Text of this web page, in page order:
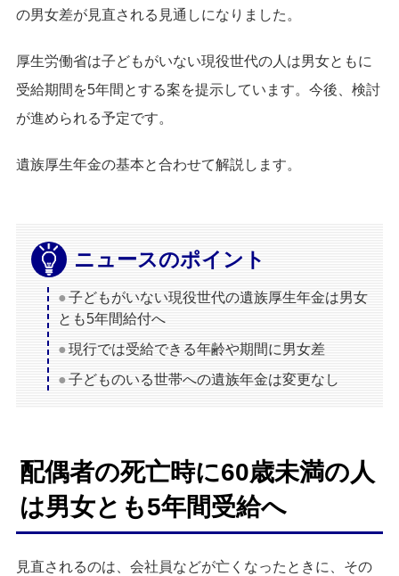
の男女差が見直される見通しになりました。
厚生労働省は子どもがいない現役世代の人は男女ともに
受給期間を5年間とする案を提示しています。今後、検討
が進められる予定です。
遺族厚生年金の基本と合わせて解説します。
ニュースのポイント
子どもがいない現役世代の遺族厚生年金は男女
とも5年間給付へ
現行では受給できる年齢や期間に男女差
子どものいる世帯への遺族年金は変更なし
配偶者の死亡時に60歳未満の人
は男女とも5年間受給へ
見直されるのは、会社員などが亡くなったときに、その